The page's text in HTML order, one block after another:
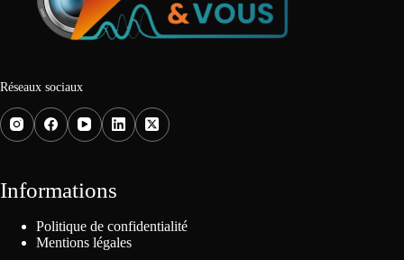
Réseaux sociaux
Informations
Politique de confidentialité
Mentions légales